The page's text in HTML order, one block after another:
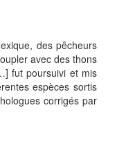
des pêcheurs
avec des thons
fut poursuivi et mis
espèces sortis
corrigés par